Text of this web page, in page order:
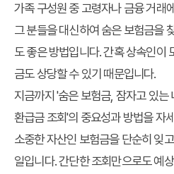
가족 구성원 중 고령자나 금융 거래
그 분들을 대신하여 숨은 보험금을
도 좋은 방법입니다. 간혹 상속인이
금도 상당할 수 있기 때문입니다.
지금까지 '숨은 보험금, 잠자고 있는
환급금 조회'의 중요성과 방법을 자
소중한 자산인 보험금을 단순히 잊
일입니다. 간단한 조회만으로도 예